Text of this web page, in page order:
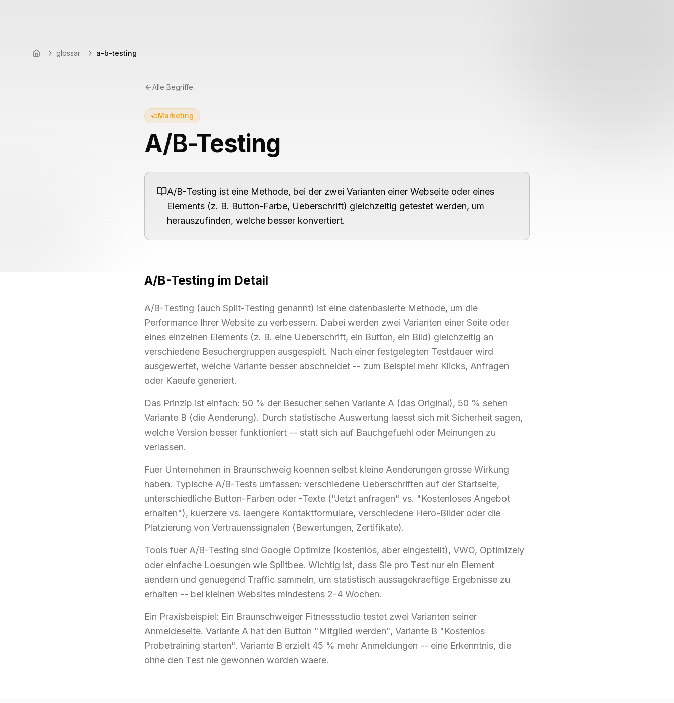
Startseiteglossar a-b-testing
Alle Begriffe
Marketing
A/B-Testing
A/B-Testing ist eine Methode, bei der zwei Varianten einer Webseite oder eines
Elements (z. B. Button-Farbe, Ueberschrift) gleichzeitig getestet werden, um
herauszufinden, welche besser konvertiert.
A/B-Testing im Detail
A/B-Testing (auch Split-Testing genannt) ist eine datenbasierte Methode, um die
Performance Ihrer Website zu verbessern. Dabei werden zwei Varianten einer Seite oder
eines einzelnen Elements (z. B. eine Ueberschrift, ein Button, ein Bild) gleichzeitig an
verschiedene Besuchergruppen ausgespielt. Nach einer festgelegten Testdauer wird
ausgewertet, welche Variante besser abschneidet -- zum Beispiel mehr Klicks, Anfragen
oder Kaeufe generiert.
Das Prinzip ist einfach: 50 % der Besucher sehen Variante A (das Original), 50 % sehen
Variante B (die Aenderung). Durch statistische Auswertung laesst sich mit Sicherheit sagen,
welche Version besser funktioniert -- statt sich auf Bauchgefuehl oder Meinungen zu
verlassen.
Fuer Unternehmen in Braunschweig koennen selbst kleine Aenderungen grosse Wirkung
haben. Typische A/B-Tests umfassen: verschiedene Ueberschriften auf der Startseite,
unterschiedliche Button-Farben oder -Texte ("Jetzt anfragen" vs. "Kostenloses Angebot
erhalten"), kuerzere vs. laengere Kontaktformulare, verschiedene Hero-Bilder oder die
Platzierung von Vertrauenssignalen (Bewertungen, Zertifikate).
Tools fuer A/B-Testing sind Google Optimize (kostenlos, aber eingestellt), VWO, Optimizely
oder einfache Loesungen wie Splitbee. Wichtig ist, dass Sie pro Test nur ein Element
aendern und genuegend Traffic sammeln, um statistisch aussagekraeftige Ergebnisse zu
erhalten -- bei kleinen Websites mindestens 2-4 Wochen.
Ein Praxisbeispiel: Ein Braunschweiger Fitnessstudio testet zwei Varianten seiner
Anmeldeseite. Variante A hat den Button "Mitglied werden", Variante B "Kostenlos
Probetraining starten". Variante B erzielt 45 % mehr Anmeldungen -- eine Erkenntnis, die
ohne den Test nie gewonnen worden waere.